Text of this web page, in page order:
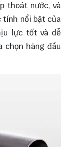
thoát nước, và
tính nổi bật của
lực tốt và dễ
chọn hàng đầu